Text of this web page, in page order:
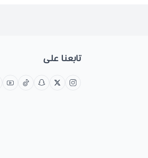
تابعنا على